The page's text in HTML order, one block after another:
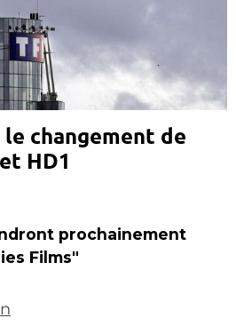
le changement de
et HD1
prochainement
Films"